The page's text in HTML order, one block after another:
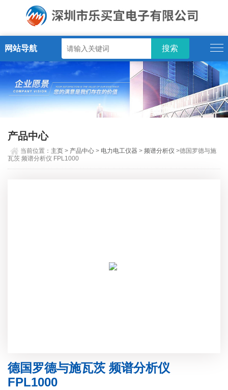
网站导航
产品中心
当前位置： 主页 > 产品中心 > 电力电工仪器 >频谱分析仪 >德国罗德与施
瓦茨 频谱分析仪 FPL1000
德国罗德与施瓦茨 频谱分析仪
FPL1000